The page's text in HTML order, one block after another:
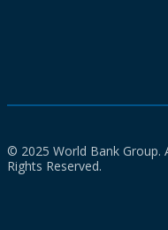
© 2025 World Bank Group.
Rights Reserved.